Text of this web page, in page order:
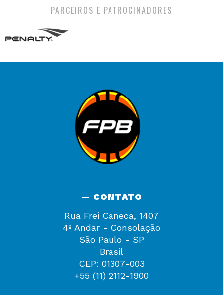
PARCEIROS E PATROCINADORES
— CONTATO
Rua Frei Caneca, 1407
4º Andar - Consolação
São Paulo - SP
Brasil
CEP: 01307-003
+55 (11) 2112-1900